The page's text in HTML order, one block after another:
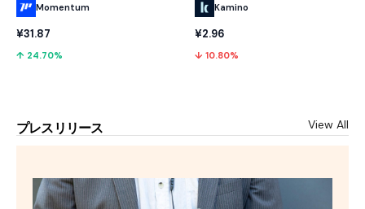
Momentum
¥31.87
↑ 24.70%
Kamino
¥2.96
↓ 10.80%
プレスリリース View All